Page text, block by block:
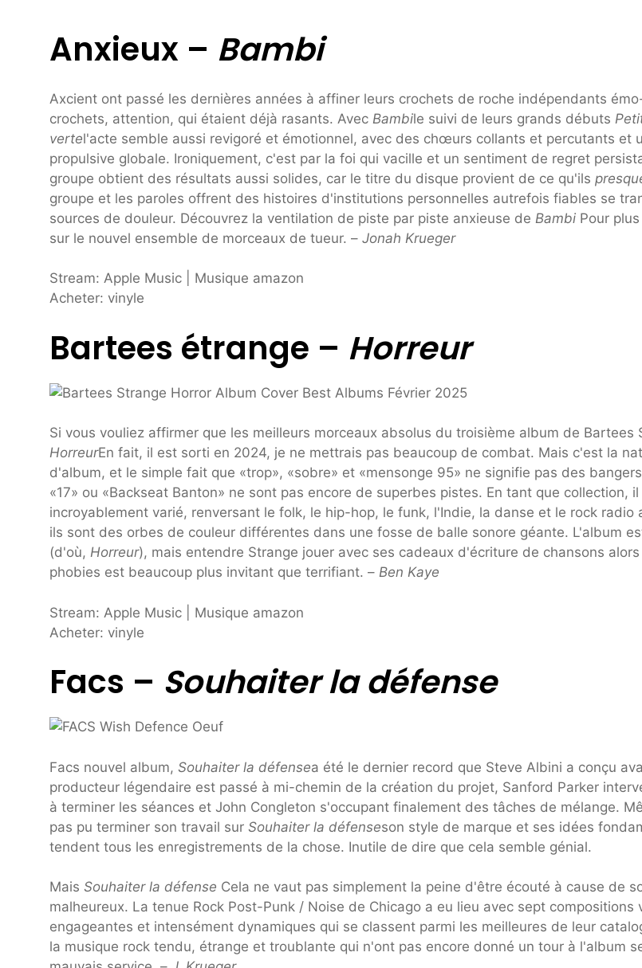
Anxieux – Bambi
Axcient ont passé les dernières années à affiner leurs crochets de roche indépendants
crochets, attention, qui étaient déjà rasants. Avec Bambile suivi de leurs grands débuts
vertel'acte semble aussi revigoré et émotionnel, avec des chœurs collants et percutants et
propulsive globale. Ironiquement, c'est par la foi qui vacille et un sentiment de regret
groupe obtient des résultats aussi solides, car le titre du disque provient de ce qu'ils
groupe et les paroles offrent des histoires d'institutions personnelles autrefois fiables se
sources de douleur. Découvrez la ventilation de piste par piste anxieuse de Bambi Pour
sur le nouvel ensemble de morceaux de tueur. – Jonah Krueger
Stream: Apple Music | Musique amazon
Acheter: vinyle
Bartees étrange – Horreur
Si vous vouliez affirmer que les meilleurs morceaux absolus du troisième album de Bartees
HorreurEn fait, il est sorti en 2024, je ne mettrais pas beaucoup de combat. Mais c'est la
d'album, et le simple fait que «trop», «sobre» et «mensonge 95» ne signifie pas des
«17» ou «Backseat Banton» ne sont pas encore de superbes pistes. En tant que collection,
incroyablement varié, renversant le folk, le hip-hop, le funk, l'Indie, la danse et le rock radio
ils sont des orbes de couleur différentes dans une fosse de balle sonore géante. L'album
(d'où, Horreur), mais entendre Strange jouer avec ses cadeaux d'écriture de chansons
phobies est beaucoup plus invitant que terrifiant. – Ben Kaye
Stream: Apple Music | Musique amazon
Acheter: vinyle
Facs – Souhaiter la défense
Facs nouvel album, Souhaiter la défensea été le dernier record que Steve Albini a conçu
producteur légendaire est passé à mi-chemin de la création du projet, Sanford Parker
à terminer les séances et John Congleton s'occupant finalement des tâches de mélange.
pas pu terminer son travail sur Souhaiter la défenseson style de marque et ses idées
tendent tous les enregistrements de la chose. Inutile de dire que cela semble génial.
Mais Souhaiter la défense Cela ne vaut pas simplement la peine d'être écouté à cause de
malheureux. La tenue Rock Post-Punk / Noise de Chicago a eu lieu avec sept compositions
engageantes et intensément dynamiques qui se classent parmi les meilleures de leur
la musique rock tendu, étrange et troublante qui n'ont pas encore donné un tour à l'album